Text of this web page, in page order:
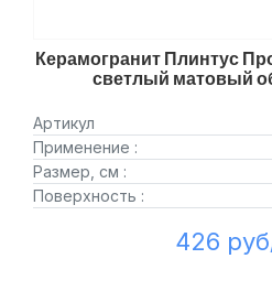
Керамогранит Плинтус
светлый матовый
Артикул
Применение :
Размер, см :
Поверхность :
426